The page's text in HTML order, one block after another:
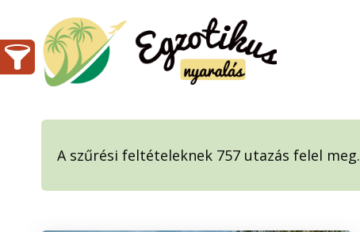
A szűrési feltételeknek 757 utazás felel meg.